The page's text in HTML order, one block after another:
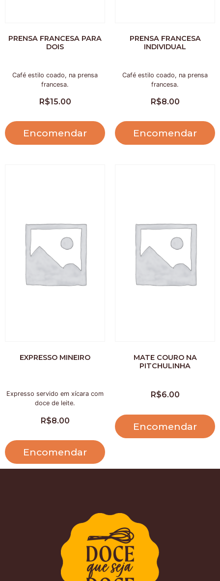
PRENSA FRANCESA PARA
DOIS
Café estilo coado, na prensa
francesa.
R$15.00
Encomendar
PRENSA FRANCESA
INDIVIDUAL
Café estilo coado, na prensa
francesa.
R$8.00
Encomendar
EXPRESSO MINEIRO
Expresso servido em xícara com
doce de leite.
R$8.00
Encomendar
MATE COURO NA
PITCHULINHA
R$6.00
Encomendar